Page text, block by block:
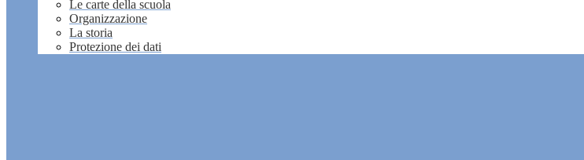
Le carte della scuola
Organizzazione
La storia
Protezione dei dati